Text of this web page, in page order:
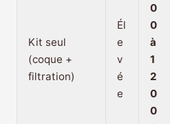
Kit seul
(coque +
filtration)
Él
e
v
é
e
0
0
à
1
2
0
0